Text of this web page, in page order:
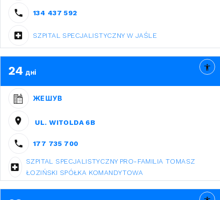
134 437 592
SZPITAL SPECJALISTYCZNY W JAŚLE
24 дні
ЖЕШУВ
UL. WITOLDA 6B
177 735 700
SZPITAL SPECJALISTYCZNY PRO-FAMILIA TOMASZ
ŁOZIŃSKI SPÓŁKA KOMANDYTOWA